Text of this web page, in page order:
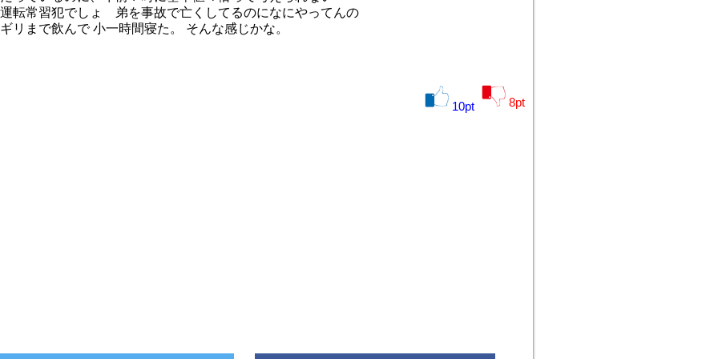
運転常習犯でしょ 弟を事故で亡くしてるのになにやってんの
ギリまで飲んで 小一時間寝た。 そんな感じかな。
10pt 8pt